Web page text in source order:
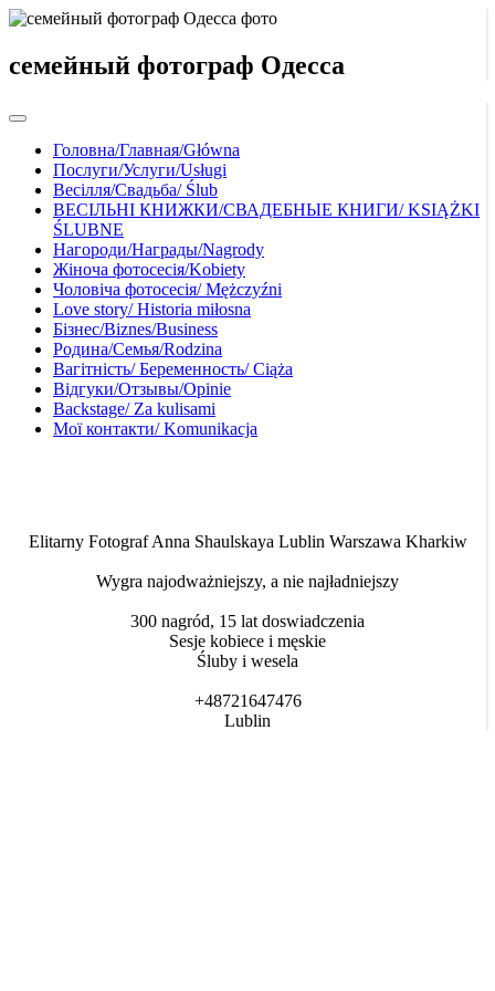
семейный фотограф Одесса
Головна/Главная/Główna
Послуги/Услуги/Usługi
Весілля/Свадьба/ Ślub
ВЕСІЛЬНІ КНИЖКИ/СВАДЕБНЫЕ КНИГИ/ KSIĄŻKI
ŚLUBNE
Нагороди/Награды/Nagrody
Жіноча фотосесія/Kobiety
Чоловіча фотосесія/ Mężczyźni
Love story/ Historia miłosna
Бізнес/Biznes/Business
Родина/Семья/Rodzina
Вагітність/ Беременность/ Ciąża
Відгуки/Отзывы/Opinie
Backstage/ Za kulisami
Мої контакти/ Komunikacja
Elitarny Fotograf Anna Shaulskaya Lublin Warszawa Kharkiw
Wygra najodważniejszy, a nie najładniejszy
300 nagród, 15 lat doswiadczenia
Sesje kobiece i męskie
Śluby i wesela
+48721647476
Lublin